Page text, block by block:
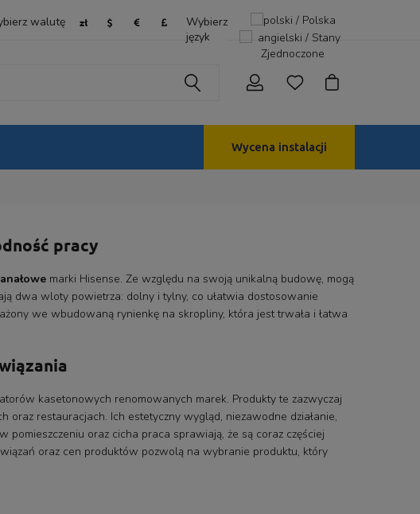
walutę
Wybierz
język
Wycena instalacji
pracy
marki Hisense. Ze względu na swoją unikalną budowę, mogą
dwa wloty powietrza: dolny i tylny, co ułatwia dostosowanie
we wbudowaną rynienkę na skropliny, która jest trwała i łatwa
kasetonowych renomowanych marek. Produkty te zazwyczaj
oraz restauracjach. Ich estetyczny wygląd, niezawodne działanie,
oraz cicha praca sprawiają, że są coraz częściej
oraz cen produktów pozwolą na wybranie produktu, który